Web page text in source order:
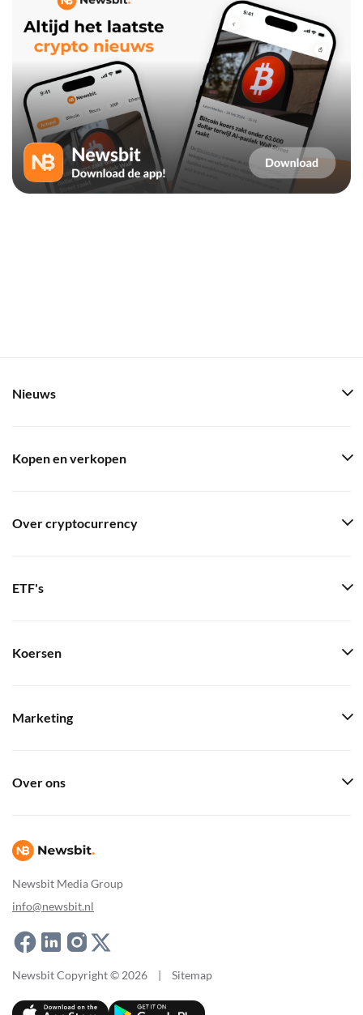
Newsbit Media Group
info@newsbit.nl
Nieuws
Kopen en verkopen
Over cryptocurrency
ETF's
Koersen
Marketing
Over ons
Newsbit Copyright © 2026 | Sitemap